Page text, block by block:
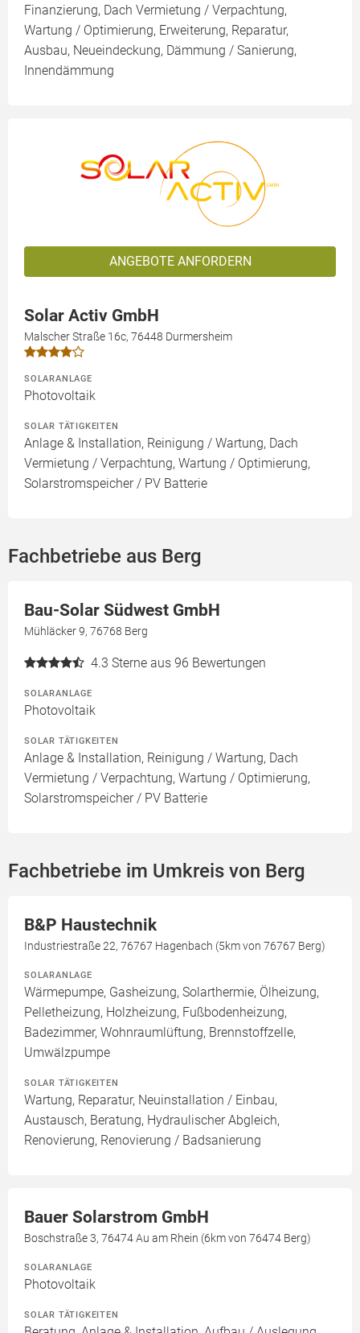
Finanzierung, Dach Vermietung / Verpachtung,
Wartung / Optimierung, Erweiterung, Reparatur,
Ausbau, Neueindeckung, Dämmung / Sanierung,
Innendämmung
ANGEBOTE ANFORDERN
Solar Activ GmbH
Malscher Straße 16c, 76448 Durmersheim
SOLARANLAGE
Photovoltaik
SOLAR TÄTIGKEITEN
Anlage & Installation, Reinigung / Wartung, Dach
Vermietung / Verpachtung, Wartung / Optimierung,
Solarstromspeicher / PV Batterie
Fachbetriebe aus Berg
Bau-Solar Südwest GmbH
Mühläcker 9, 76768 Berg
4.3 Sterne aus 96 Bewertungen
SOLARANLAGE
Photovoltaik
SOLAR TÄTIGKEITEN
Anlage & Installation, Reinigung / Wartung, Dach
Vermietung / Verpachtung, Wartung / Optimierung,
Solarstromspeicher / PV Batterie
Fachbetriebe im Umkreis von Berg
B&P Haustechnik
Industriestraße 22, 76767 Hagenbach (5km von 76767 Berg)
SOLARANLAGE
Wärmepumpe, Gasheizung, Solarthermie, Ölheizung,
Pelletheizung, Holzheizung, Fußbodenheizung,
Badezimmer, Wohnraumlüftung, Brennstoffzelle,
Umwälzpumpe
SOLAR TÄTIGKEITEN
Wartung, Reparatur, Neuinstallation / Einbau,
Austausch, Beratung, Hydraulischer Abgleich,
Renovierung, Renovierung / Badsanierung
Bauer Solarstrom GmbH
Boschstraße 3, 76474 Au am Rhein (6km von 76474 Berg)
SOLARANLAGE
Photovoltaik
SOLAR TÄTIGKEITEN